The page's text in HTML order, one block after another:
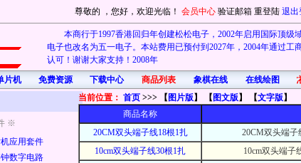
尊敬的 ，您好，欢迎光临！ 会员中心 验证邮箱 重登陆 退出
本商行于1997香港回归年创建松松电子，2002年启用国际顶级
电子也改名为五一电子。本站费用已预付到2027年，2004年通过工
认可！谢谢大家支持！2008年
片机 免费资源 下载中心 商品列表 象棋在线 在线绘图首先在此
※
应用套件
数字电路
当前位置： 首页 >>> 【 图片版】 【 图文版】 【文字版】
商品名称
20CM双头端子线18根1扎
20CM双头端子
10cm双头端子线30根1扎
10cm双头端子